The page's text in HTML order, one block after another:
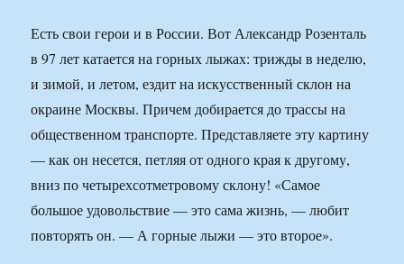
Есть свои герои и в России. Вот Александр Розенталь
в 97 лет катается на горных лыжах: трижды в неделю,
и зимой, и летом, ездит на искусственный склон на
окраине Москвы. Причем добирается до трассы на
общественном транспорте. Представляете эту картину
— как он несется, петляя от одного края к другому,
вниз по четырехсотметровому склону! «Самое
большое удовольствие — это сама жизнь, — любит
повторять он. — А горные лыжи — это второе».